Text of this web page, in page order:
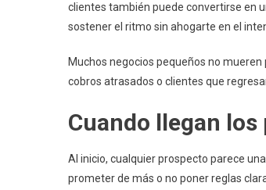
clientes también puede convertirse en
sostener el ritmo sin ahogarte en el
Muchos negocios pequeños no
cobros atrasados o clientes que
Cuando llegan
Al inicio, cualquier prospecto parece
prometer de más o no poner reglas